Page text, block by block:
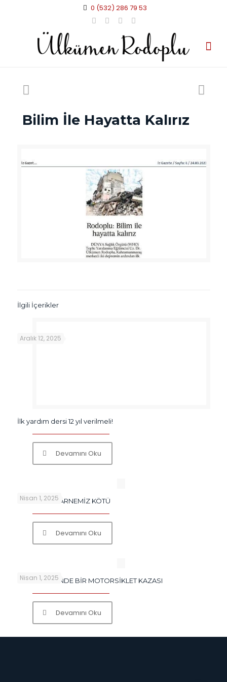
0 (532) 286 79 53
Bilim İle Hayatta Kalırız
İlgili İçerikler
Aralık 12, 2025
İlk yardım dersi 12 yıl verilmeli!
Devamını Oku
Nisan 1, 2025
İLKYARDIM KARNEMİZ KÖTÜ
Devamını Oku
Nisan 1, 2025
DELFT KENTİNDE BİR MOTORSİKLET KAZASI
Devamını Oku